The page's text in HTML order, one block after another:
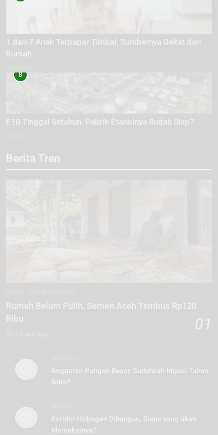
1 dari 7 Anak Terpapar Timbal, Sumbernya Dekat dari
Rumah
8
E10 Tinggal Setahun, Pabrik Etanolnya Sudah Siap?
Berita Tren
Rumah Belum Pulih, Semen Aceh Tembus Rp120
Ribu
Anggaran Pangan Besar, Sudahkah Irigasi Tahan
Iklim?
Koridor Hidrogen Dibangun, Siapa yang akan
Memakainya?